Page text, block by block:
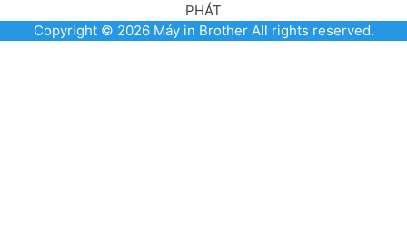
PHÁT
Copyright © 2026 Máy in BrotherAll rights reserved.